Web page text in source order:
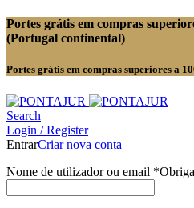
Portes grátis em compras
(Portugal continental)
Portes grátis em compras superiores a
Search
Login / Register
EntrarCriar nova conta
Nome de utilizador ou email *